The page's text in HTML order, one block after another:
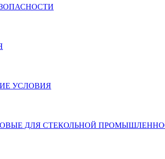
УСЛОВИЯ
ДЛЯ СТЕКОЛЬНОЙ